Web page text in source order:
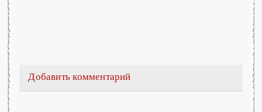
Добавить комментарий